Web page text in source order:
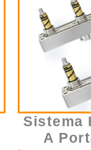
Sistema
A